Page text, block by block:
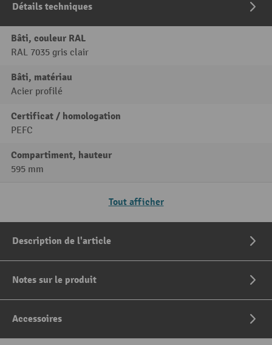
Détails techniques
Bâti, couleur RAL
RAL 7035 gris clair
Bâti, matériau
Acier profilé
Certificat / homologation
PEFC
Compartiment, hauteur
595 mm
Tout afficher
Description de l'article
Notes sur le produit
Accessoires